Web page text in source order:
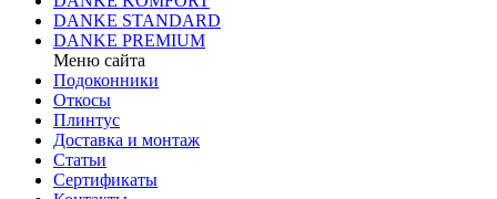
DANKE STANDARD
DANKE PREMIUM
Меню сайта
Подоконники
Откосы
Плинтус
Доставка и монтаж
Статьи
Сертификаты